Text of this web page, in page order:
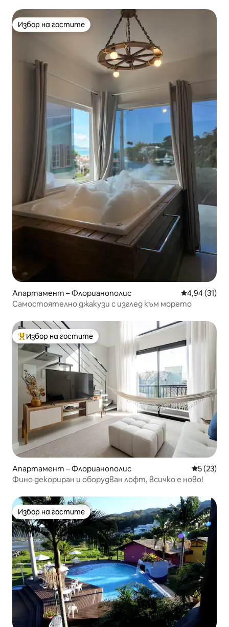
Избор на гостите
Избор на гостите
Апартамент – Флорианополис Средна
4,94 (31)
Самостоятелно джакузи с изглед към морето
Най-популярен избор на гостите
Избор на гостите
Апартамент – Флорианополис Средна
5 (23)
Фино декориран и оборудван лофт, всичко е ново!
Избор на гостите
Избор на гостите